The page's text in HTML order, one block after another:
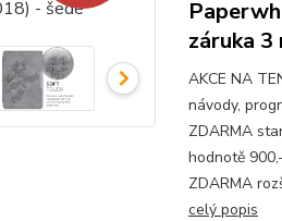
záruka 3
AKCE NA
návody,
ZDARMA
hodnotě
ZDARMA
celý popis